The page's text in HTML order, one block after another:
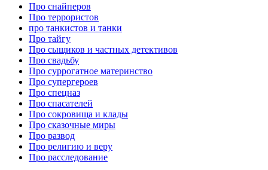
Про снайперов
Про террористов
про танкистов и танки
Про тайгу
Про сыщиков и частных детективов
Про свадьбу
Про суррогатное материнство
Про супергероев
Про спецназ
Про спасателей
Про сокровища и клады
Про сказочные миры
Про развод
Про религию и веру
Про расследование